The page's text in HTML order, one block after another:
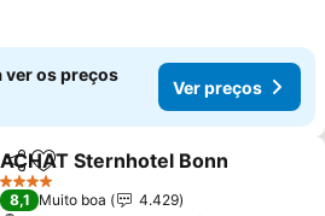
ver os preços
Ver preços
PartilharAdicionar aos favoritos
ACHAT Sternhotel Bonn
4 Estrelas
8,1 Muito boa
4.429